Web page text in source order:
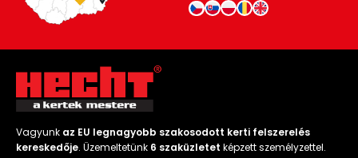
Vagyunk az EU legnagyobb szakosodott kerti felszerelés
kereskedője. Üzemeltetünk 6 szaküzletet képzett személyzettel.